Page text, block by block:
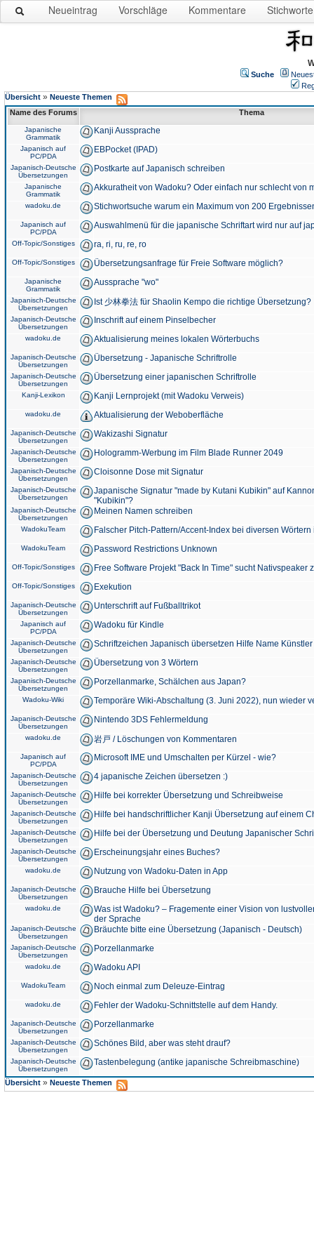
Neueintrag Vorschläge Kommentare Stichworte
Suche
Übersicht » Neueste Themen
Name des Forums
Thema
Japanische
Grammatik
Kanji Aussprache
Japanisch auf
PC/PDA
EBPocket (IPAD)
Japanisch-Deutsche
Übersetzungen
Postkarte auf Japanisch schreiben
Japanische
Grammatik
Akkuratheit von Wadoku? Oder einfach nur schlecht von
wadoku.de Stichwortsuche warum ein Maximum von 200
Japanisch auf
PC/PDA
Auswahlmenü für die japanische Schriftart wird nur auf
Off-Topic/Sonstiges ra, ri, ru, re, ro
Off-Topic/Sonstiges Übersetzungsanfrage für Freie Software möglich?
Japanische
Grammatik
Aussprache "wo"
Japanisch-Deutsche
Übersetzungen
Ist 少林拳法 für Shaolin Kempo die richtige Übersetzung?
Japanisch-Deutsche
Übersetzungen
Inschrift auf einem Pinselbecher
wadoku.de Aktualisierung meines lokalen Wörterbuchs
Japanisch-Deutsche
Übersetzungen
Übersetzung - Japanische Schriftrolle
Japanisch-Deutsche
Übersetzungen
Übersetzung einer japanischen Schriftrolle
Kanji-Lexikon Kanji Lernprojekt (mit Wadoku Verweis)
wadoku.de Aktualisierung der Weboberfläche
Japanisch-Deutsche
Übersetzungen
Wakizashi Signatur
Japanisch-Deutsche
Übersetzungen
Hologramm-Werbung im Film Blade Runner 2049
Japanisch-Deutsche
Übersetzungen
Cloisonne Dose mit Signatur
Japanisch-Deutsche
Übersetzungen
Japanische Signatur "made by Kutani Kubikin" auf
"Kubikin"?
Japanisch-Deutsche
Übersetzungen
Meinen Namen schreiben
WadokuTeam Falscher Pitch-Pattern/Accent-Index bei diversen
WadokuTeam Password Restrictions Unknown
Off-Topic/Sonstiges Free Software Projekt "Back In Time" sucht Nativspeaker
Off-Topic/Sonstiges Exekution
Japanisch-Deutsche
Übersetzungen
Unterschrift auf Fußballtrikot
Japanisch auf
PC/PDA
Wadoku für Kindle
Japanisch-Deutsche
Übersetzungen
Schriftzeichen Japanisch übersetzen Hilfe Name
Japanisch-Deutsche
Übersetzungen
Übersetzung von 3 Wörtern
Japanisch-Deutsche
Übersetzungen
Porzellanmarke, Schälchen aus Japan?
Wadoku-Wiki Temporäre Wiki-Abschaltung (3. Juni 2022), nun wieder
Japanisch-Deutsche
Übersetzungen
Nintendo 3DS Fehlermeldung
wadoku.de 岩戸 / Löschungen von Kommentaren
Japanisch auf
PC/PDA
Microsoft IME und Umschalten per Kürzel - wie?
Japanisch-Deutsche
Übersetzungen
4 japanische Zeichen übersetzen :)
Japanisch-Deutsche
Übersetzungen
Hilfe bei korrekter Übersetzung und Schreibweise
Japanisch-Deutsche
Übersetzungen
Hilfe bei handschriftlicher Kanji Übersetzung auf einem
Japanisch-Deutsche
Übersetzungen
Hilfe bei der Übersetzung und Deutung Japanischer
Japanisch-Deutsche
Übersetzungen
Erscheinungsjahr eines Buches?
wadoku.de Nutzung von Wadoku-Daten in App
Japanisch-Deutsche
Übersetzungen
Brauche Hilfe bei Übersetzung
wadoku.de
Was ist Wadoku? – Fragemente einer Vision von
der Sprache
Japanisch-Deutsche
Übersetzungen
Bräuchte bitte eine Übersetzung (Japanisch - Deutsch)
Japanisch-Deutsche
Übersetzungen
Porzellanmarke
wadoku.de Wadoku API
WadokuTeam Noch einmal zum Deleuze-Eintrag
wadoku.de Fehler der Wadoku-Schnittstelle auf dem Handy.
Japanisch-Deutsche
Übersetzungen
Porzellanmarke
Japanisch-Deutsche
Übersetzungen
Schönes Bild, aber was steht drauf?
Japanisch-Deutsche
Übersetzungen
Tastenbelegung (antike japanische Schreibmaschine)
Übersicht » Neueste Themen